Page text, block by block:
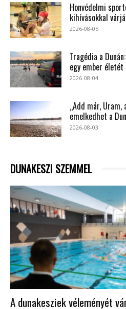
Honvédelmi
kihívásokkal
2026-08-05
Tragédia a
egy ember
2026-08-04
„Add már,
emelkedhet a
2026-08-03
DUNAKESZI SZEMMEL
A dunakesziek véleményét